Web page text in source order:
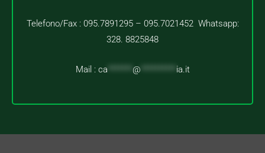
Telefono/Fax : 095.7891295 – 095.7021452 Whatsapp:
328. 8825848
Mail : ca @ ia.it